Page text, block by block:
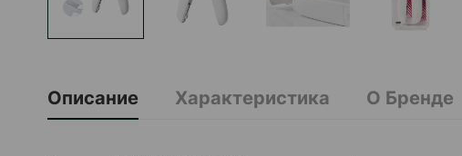
Описание Характеристика О Бренде